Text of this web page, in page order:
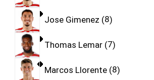
Jose Gimenez 8
Thomas Lemar 7
Marcos Llorente 8